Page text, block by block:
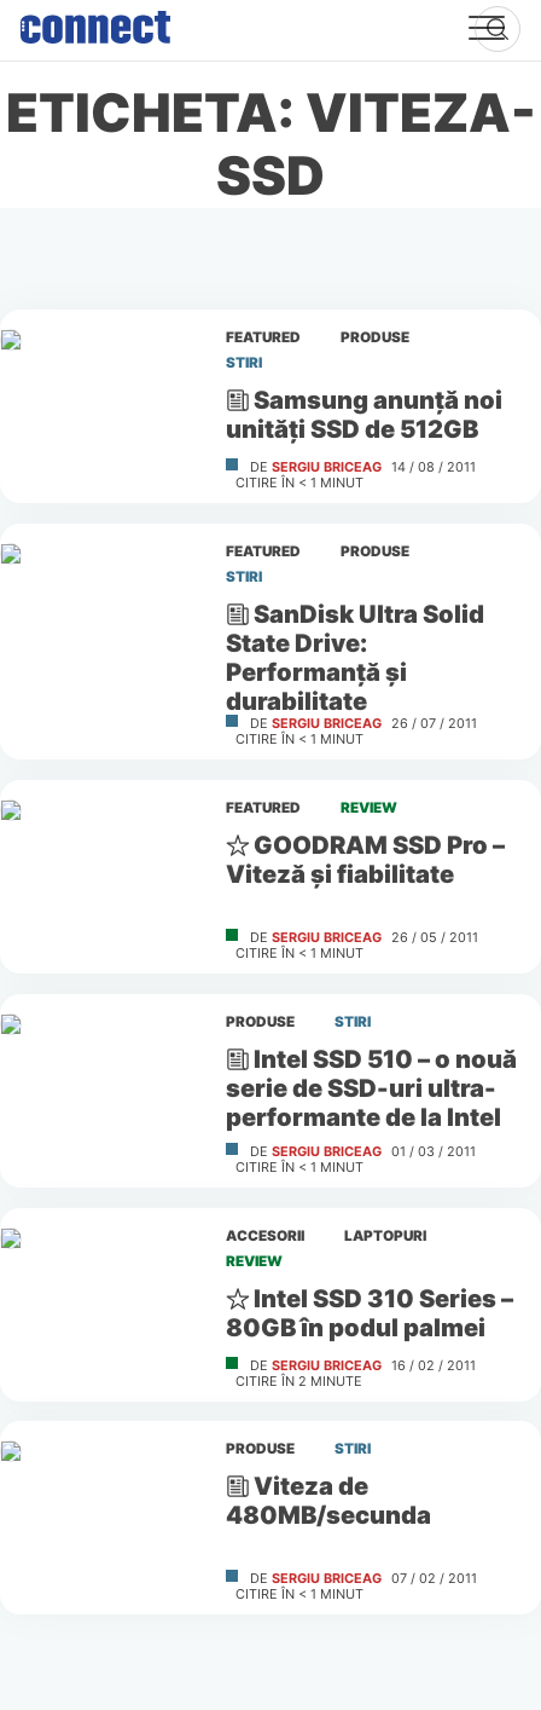
Skip
content
ETICHETA: VITEZA-
SSD
FEATURED
PRODUSE
STIRI
Samsung anunţă noi
unităţi SSD de 512GB
DE SERGIU BRICEAG 14 / 08 / 2011
CITIRE ÎN < 1 MINUT
FEATURED
PRODUSE
STIRI
SanDisk Ultra Solid
State Drive:
Performanţă şi
durabilitate
DE SERGIU BRICEAG 26 / 07 / 2011
CITIRE ÎN < 1 MINUT
FEATURED REVIEW
GOODRAM SSD Pro –
Viteză şi fiabilitate
DE SERGIU BRICEAG 26 / 05 / 2011
CITIRE ÎN < 1 MINUT
PRODUSE STIRI
Intel SSD 510 – o nouă
serie de SSD-uri ultra-
performante de la Intel
DE SERGIU BRICEAG 01 / 03 / 2011
CITIRE ÎN < 1 MINUT
ACCESORII
LAPTOPURI
REVIEW
Intel SSD 310 Series –
80GB în podul palmei
DE SERGIU BRICEAG 16 / 02 / 2011
CITIRE ÎN 2 MINUTE
PRODUSE STIRI
Viteza de
480MB/secunda
DE SERGIU BRICEAG 07 / 02 / 2011
CITIRE ÎN < 1 MINUT